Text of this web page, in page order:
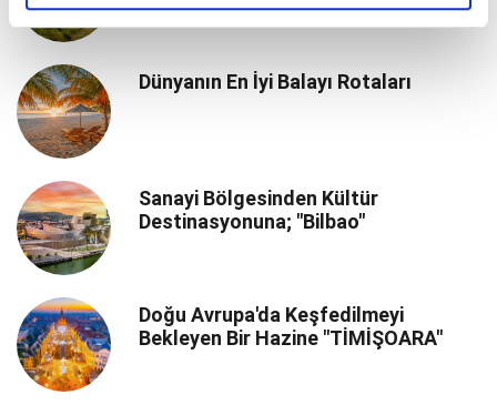
Dünyanın En İyi Balayı Rotaları
Sanayi Bölgesinden Kültür
Destinasyonuna; "Bilbao"
Doğu Avrupa'da Keşfedilmeyi
Bekleyen Bir Hazine "TİMİŞOARA"